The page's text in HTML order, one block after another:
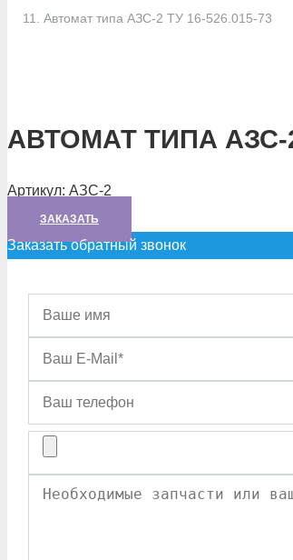
Автомат типа АЗС-2 ТУ 16-526.015-73
АВТОМАТ ТИПА АЗС-2
Артикул: АЗС-2
ЗАКАЗАТЬ
Заказать обратный звонок